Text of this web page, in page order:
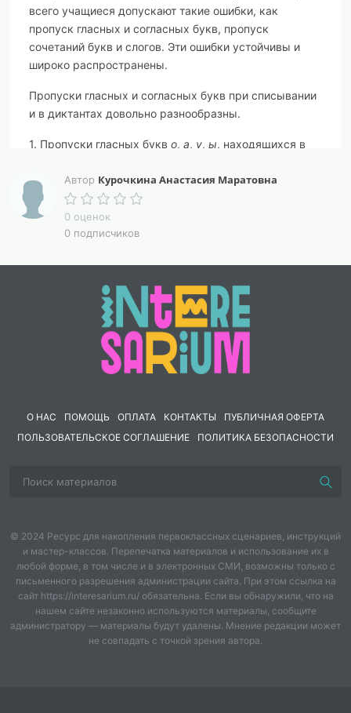
всего учащиеся допускают такие ошибки, как
пропуск гласных и согласных букв, пропуск
сочетаний букв и слогов. Эти ошибки устойчивы и
широко распространены.
Пропуски гласных и согласных букв при списывании
и в диктантах довольно разнообразны.
1. Пропуски гласных букв о, а, у, ы, находящихся в
горы
тчка -
тачка
,трвка -травка
Пропуски гласных букв
карандаш,декбря-декабря,кньки-коньки,ктят-котят.
В этом случае необходимо сочетать работу по
слуховому анализу с работой над произношением
учащихся и научить детей управлять процессом
своего письма.
Пропуски гласных ,е, ё , я, обозначающих
ударением,
например:тшина-тишина,птцы-птицы,ултка-улитка,
Указанные ошибки возникают вследствие того, что у
(и, е ,ё,ю,я). При записи слов изолированно
произносимые мягкие звуки представляются не
нуждающимися в обозначении мягкости
специальными буквами.
4.Пропуск гласных в словах объясняется и тем, что
названия отдельных букв (бэ, вэ,гэ, дэи т. п.)
Автор Курочкина Анастасия Маратовна
0 оценок
0 подписчиков
О НАС ПОМОЩЬ ОПЛАТА КОНТАКТЫ
ПУБЛИЧНАЯ ОФЕРТА
ПОЛЬЗОВАТЕЛЬСКОЕ СОГЛАШЕНИЕ
ПОЛИТИКА БЕЗОПАСНОСТИ
© 2024 Ресурс для накопления первоклассных сценариев, инструкций
и мастер-классов. Перепечатка материалов и использование их в
любой форме, в том числе и в электронных СМИ, возможны только с
письменного разрешения администрации сайта. При этом ссылка на
сайт https://interesarium.ru/ обязательна. Если вы обнаружили, что на
нашем сайте незаконно используются материалы, сообщите
администратору — материалы будут удалены. Мнение редакции может
не совпадать с точкой зрения автора.